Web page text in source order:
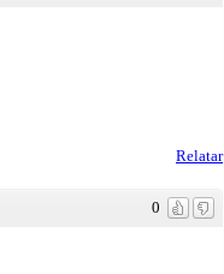
Relatar
0